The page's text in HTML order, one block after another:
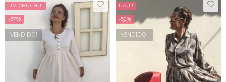
UM CHUCHU!
-57%
VENDIDO!
UAU!!
-53%
VENDIDO!